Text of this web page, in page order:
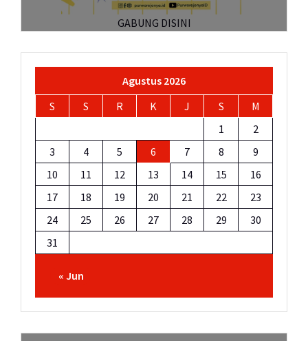
GABUNG DISINI
Agustus 2026
S
S R K J S
M
1
2
3
4 5 6 7 8
9
10
11 12 13 14 15
16
17
18 19 20 21 22
23
24
25 26 27 28 29
30
31
« Jun